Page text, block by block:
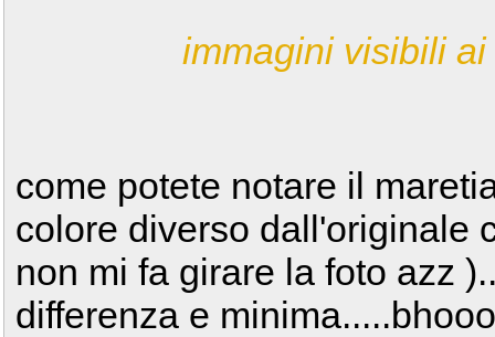
immagini visibili
come potete notare il
colore diverso dall'originale
non mi fa girare la foto azz
differenza e